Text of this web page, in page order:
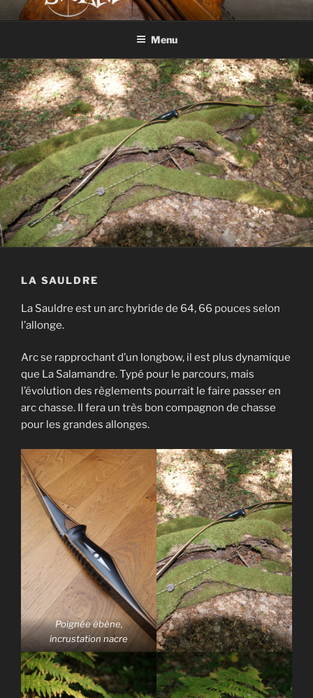
Aller
au
principal
SWAMARCHERIE
Facteur d'arcs
Menu
LA SAULDRE
La Sauldre est un arc hybride de 64, 66 pouces selon
l’allonge.
Arc se rapprochant d’un longbow, il est plus dynamique
que La Salamandre. Typé pour le parcours, mais
l’évolution des règlements pourrait le faire passer en
arc chasse. Il fera un très bon compagnon de chasse
pour les grandes allonges.
Poignée ébène,
incrustation nacre